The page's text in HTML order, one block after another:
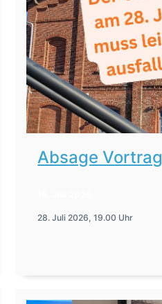
Absage Vortrag
28. Juli 2026, 19.00 Uhr